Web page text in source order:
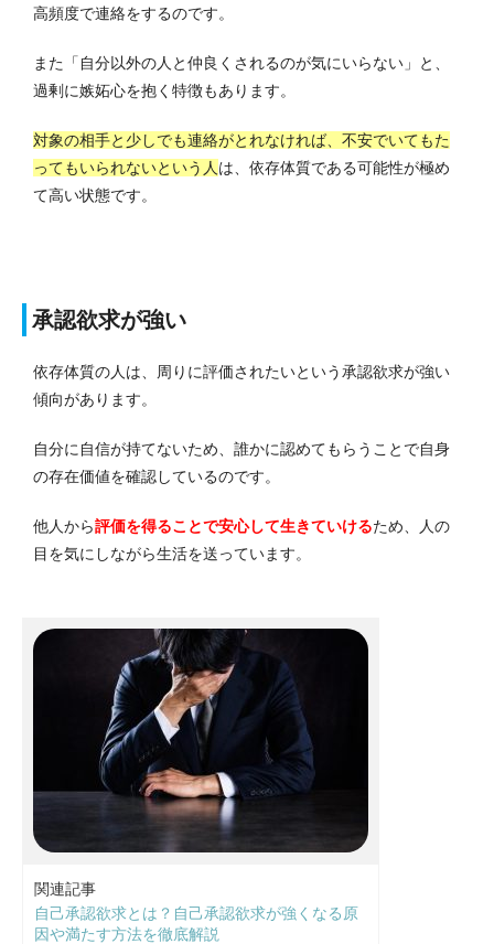
高頻度で連絡をするのです。
また「自分以外の人と仲良くされるのが気にいらない」と、
過剰に嫉妬心を抱く特徴もあります。
対象の相手と少しでも連絡がとれなければ、不安でいてもた
ってもいられないという人 は、依存体質である可能性が極め
て高い状態です。
承認欲求が強い
依存体質の人は、周りに評価されたいという承認欲求が強い
傾向があります。
自分に自信が持てないため、誰かに認めてもらうことで自身
の存在価値を確認しているのです。
他人から評価を得ることで安心して生きていけるため、人の
目を気にしながら生活を送っています。
関連記事
自己承認欲求とは？自己承認欲求が強くなる原
因や満たす方法を徹底解説